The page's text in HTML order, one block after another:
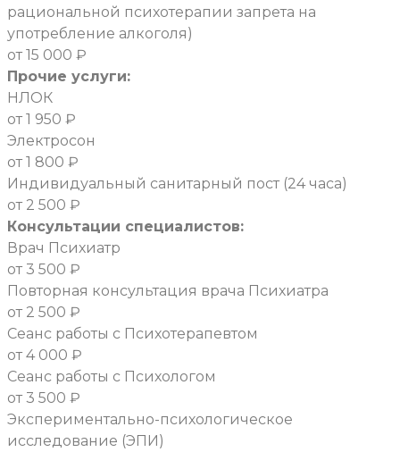
рациональной психотерапии запрета на
употребление алкоголя)
от 15 000 ₽
Прочие услуги:
НЛОК
от 1 950 ₽
Электросон
от 1 800 ₽
Индивидуальный санитарный пост (24 часа)
от 2 500 ₽
Консультации специалистов:
Врач Психиатр
от 3 500 ₽
Повторная консультация врача Психиатра
от 2 500 ₽
Сеанс работы с Психотерапевтом
от 4 000 ₽
Сеанс работы с Психологом
от 3 500 ₽
Экспериментально-психологическое
исследование (ЭПИ)